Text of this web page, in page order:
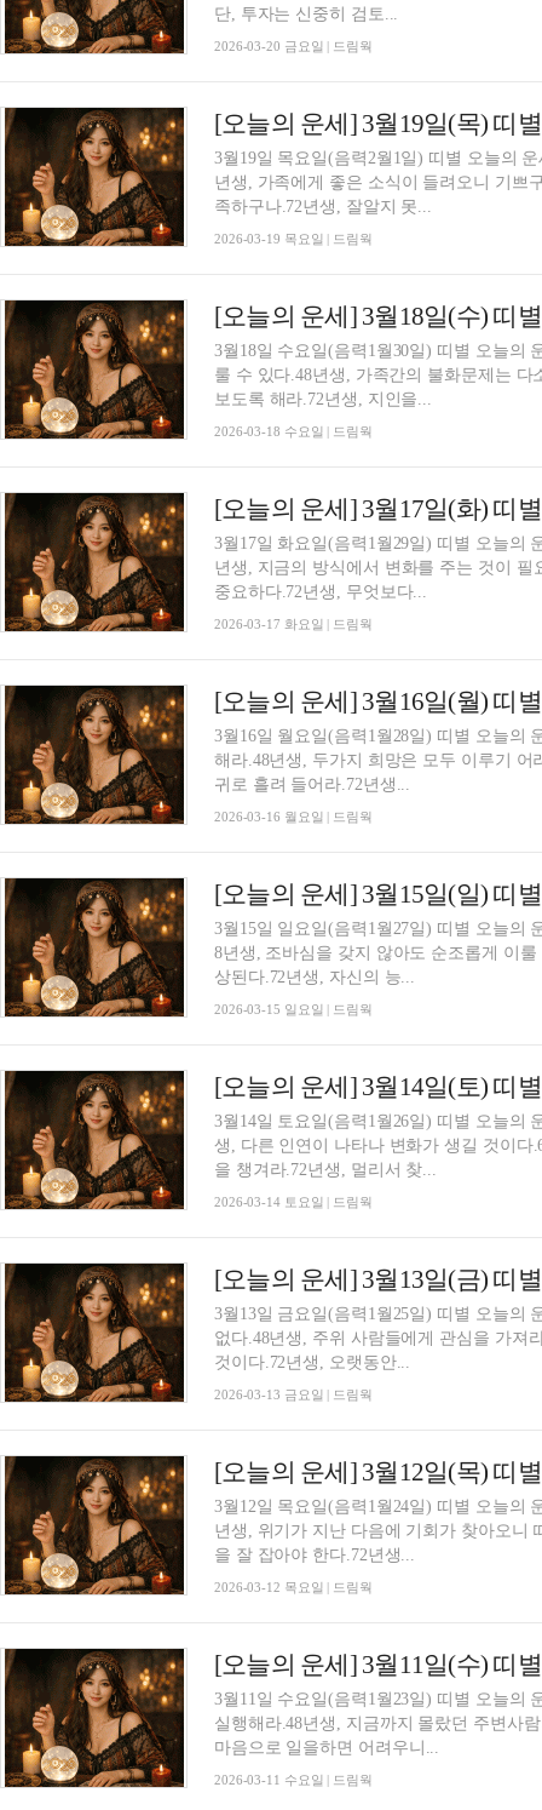
단, 투자는 신중히 검토...
2026-03-20 금요일 | 드림웍
[오늘의 운세] 3월19일(목) 띠
3월19일 목요일(음력2월1일) 띠별 오늘의
년생, 가족에게 좋은 소식이 들려오니 기쁘
족하구나.72년생, 잘알지 못...
2026-03-19 목요일 | 드림웍
[오늘의 운세] 3월18일(수) 띠
3월18일 수요일(음력1월30일) 띠별 오늘의
룰 수 있다.48년생, 가족간의 불화문제는
보도록 해라.72년생, 지인을...
2026-03-18 수요일 | 드림웍
[오늘의 운세] 3월17일(화) 띠
3월17일 화요일(음력1월29일) 띠별 오늘의
년생, 지금의 방식에서 변화를 주는 것이
중요하다.72년생, 무엇보다...
2026-03-17 화요일 | 드림웍
[오늘의 운세] 3월16일(월) 띠
3월16일 월요일(음력1월28일) 띠별 오늘의
해라.48년생, 두가지 희망은 모두 이루기
귀로 흘려 들어라.72년생...
2026-03-16 월요일 | 드림웍
[오늘의 운세] 3월15일(일) 띠
3월15일 일요일(음력1월27일) 띠별 오늘의
8년생, 조바심을 갖지 않아도 순조롭게 이
상된다.72년생, 자신의 능...
2026-03-15 일요일 | 드림웍
[오늘의 운세] 3월14일(토) 띠
3월14일 토요일(음력1월26일) 띠별 오늘의
생, 다른 인연이 나타나 변화가 생길 것이
을 챙겨라.72년생, 멀리서 찾...
2026-03-14 토요일 | 드림웍
[오늘의 운세] 3월13일(금) 띠
3월13일 금요일(음력1월25일) 띠별 오늘의
없다.48년생, 주위 사람들에게 관심을 가져
것이다.72년생, 오랫동안...
2026-03-13 금요일 | 드림웍
[오늘의 운세] 3월12일(목) 띠
3월12일 목요일(음력1월24일) 띠별 오늘의
년생, 위기가 지난 다음에 기회가 찾아오니
을 잘 잡아야 한다.72년생...
2026-03-12 목요일 | 드림웍
[오늘의 운세] 3월11일(수) 띠
3월11일 수요일(음력1월23일) 띠별 오늘의
실행해라.48년생, 지금까지 몰랐던 주변사
마음으로 일을하면 어려우니...
2026-03-11 수요일 | 드림웍